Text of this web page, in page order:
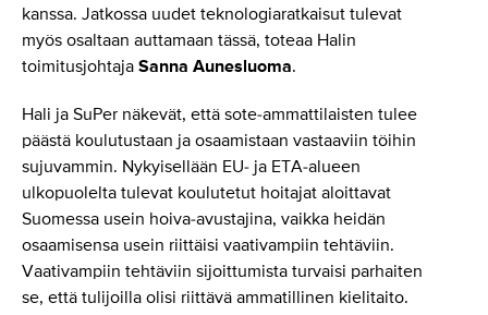
kanssa. Jatkossa uudet teknologiaratkaisut tulevat
myös osaltaan auttamaan tässä, toteaa Halin
toimitusjohtaja Sanna Aunesluoma.
Hali ja SuPer näkevät, että sote-ammattilaisten tulee
päästä koulutustaan ja osaamistaan vastaaviin töihin
sujuvammin. Nykyisellään EU- ja ETA-alueen
ulkopuolelta tulevat koulutetut hoitajat aloittavat
Suomessa usein hoiva-avustajina, vaikka heidän
osaamisensa usein riittäisi vaativampiin tehtäviin.
Vaativampiin tehtäviin sijoittumista turvaisi parhaiten
se, että tulijoilla olisi riittävä ammatillinen kielitaito.